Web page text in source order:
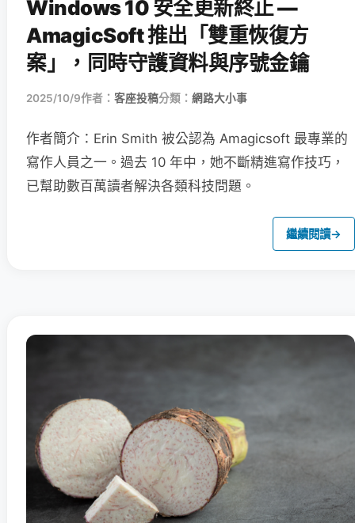
Windows 10 安全更新終止 —
AmagicSoft 推出「雙重恢復方
案」，同時守護資料與序號金鑰
2025/10/9作者： 客座投稿分類： 網路大小事
作者簡介：Erin Smith 被公認為 Amagicsoft 最專業的
寫作人員之一。過去 10 年中，她不斷精進寫作技巧，
已幫助數百萬讀者解決各類科技問題。
繼續閱讀→